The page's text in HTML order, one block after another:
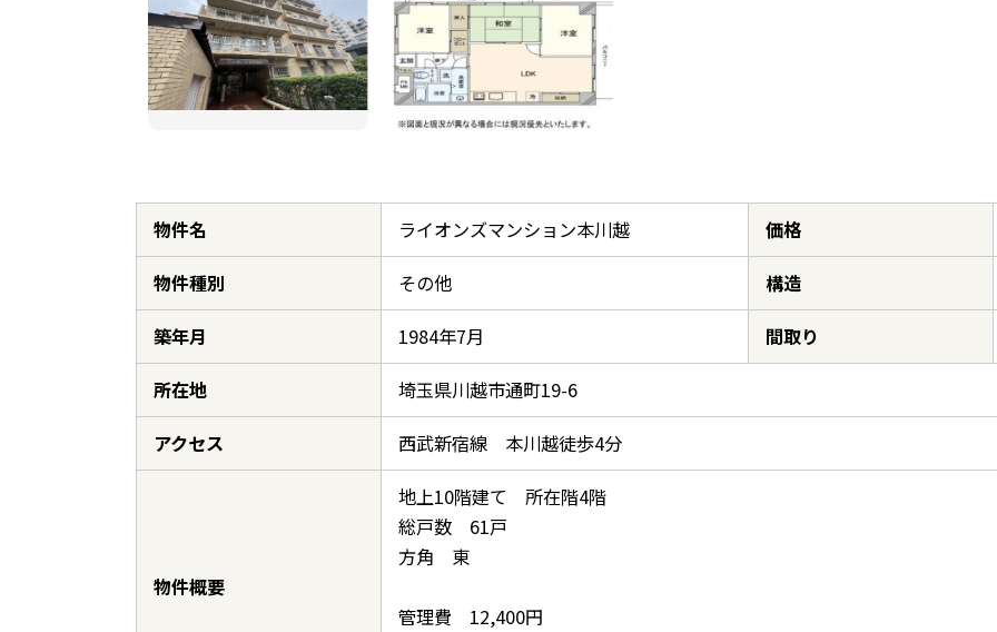
物件名 ライオンズマンション本川越
価格
物件種別
その他
構造
築年月
1984年7月
間取り
所在地
埼玉県川越市通町19-6
アクセス
西武新宿線 本川越徒歩4分
物件概要
地上10階建て 所在階4階
総戸数 61戸
方角 東
管理費 12,400円